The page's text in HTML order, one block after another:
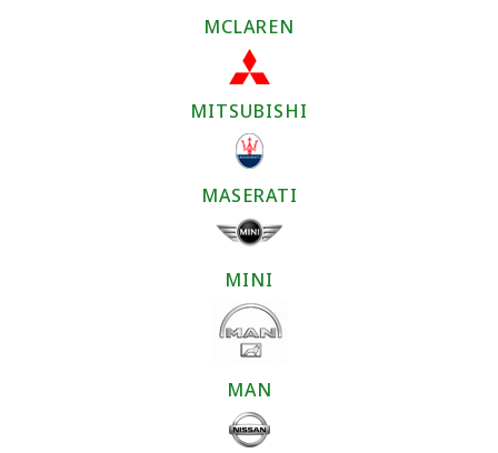
MCLAREN
MITSUBISHI
MASERATI
MINI
MAN